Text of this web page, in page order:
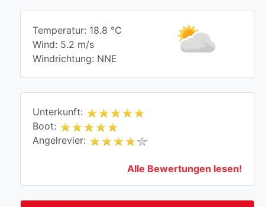
Temperatur: 18.8 °C
Wind: 5.2 m/s
Windrichtung: NNE
Unterkunft:
Boot:
Angelrevier:
Alle Bewertungen lesen!